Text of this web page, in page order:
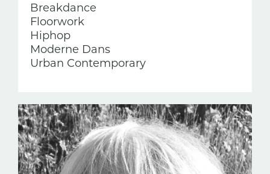
Breakdance
Floorwork
Hiphop
Moderne Dans
Urban Contemporary